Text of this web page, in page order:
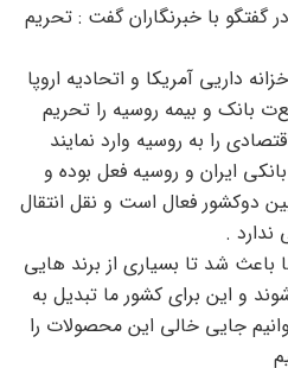
با خبرنگاران گفت : تحریم
داریی آمریکا و اتحادیه اروپا
بانک و بیمه روسیه را تحریم
را به روسیه وارد نمایند
ایران و روسیه فعل بوده و
دوکشور فعال است و نقل انتقال
.
باعث شد تا بسیاری از برند هایی
و این برای کشور ما تبدیل به
جایی خالی این محصولات را